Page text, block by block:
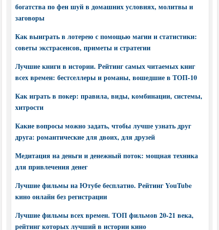
богатства по фен шуй в домашних условиях, молитвы и
заговоры
Как выиграть в лотерею с помощью магии и статистики:
советы экстрасенсов, приметы и стратегии
Лучшие книги в истории. Рейтинг самых читаемых книг
всех времен: бестселлеры и романы, вошедшие в ТОП-10
Как играть в покер: правила, виды, комбинации, системы,
хитрости
Какие вопросы можно задать, чтобы лучше узнать друг
друга: романтические для двоих, для друзей
Медитация на деньги и денежный поток: мощная техника
для привлечения денег
Лучшие фильмы на Ютубе бесплатно. Рейтинг YouTube
кино онлайн без регистрации
Лучшие фильмы всех времен. ТОП фильмов 20-21 века,
рейтинг которых лучший в истории кино